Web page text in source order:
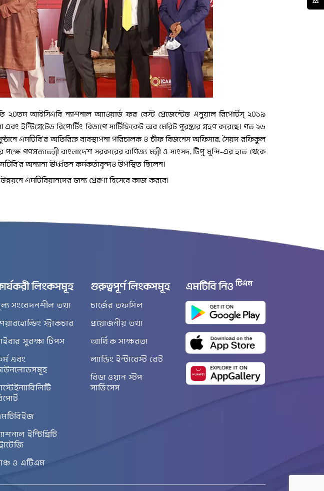
২০তম আইসিএবি ন্যাশনাল অ্যাওয়ার্ড ফর বেস্ট প্রেজেন্টেড এনুয়াল রিপোর্টস্ ২০১৯
ইন্টিগ্রেটেড রিপোর্টিং বিভাগে সার্টিফিকেট অব মেরিট পুরষ্কার গ্রহণ করেছে। গত ২৬
এমটিবি’র অতিরিক্ত ব্যবস্থাপনা পরিচালক ও চীফ বিজনেস অফিসার, সৈয়দ রফিকুল
গণপ্রজাতন্ত্রী বাংলাদেশ সরকারের বাণিজ্য মন্ত্রী ও সাংসদ, টিপু মুন্সি-এর হাত থেকে
অন্যান্য ঊর্ধ্বতন কর্মকর্তাবৃন্দও উপস্থিত ছিলেন।
এমটিবিয়ানদের জন্য প্রেরণা হিসেবে কাজ করবে।
লিংকসমূহ
সংবেদনশীল তথ্য
স্ট্রাকচার
সুরক্ষা টিপস
এবং
ইন্টিগ্রিটি
ও এটিএম
গুরুত্বপূর্ণ লিংকসমূহ
চার্জের তফসিল
প্রয়োজনীয় তথ্য
আর্থিক সাক্ষরতা
ল্যান্ডিং ইন্টারেস্ট রেট
বিডা ওয়ান স্টপ
সার্ভিসেস
এমটিবি নিও টিএম